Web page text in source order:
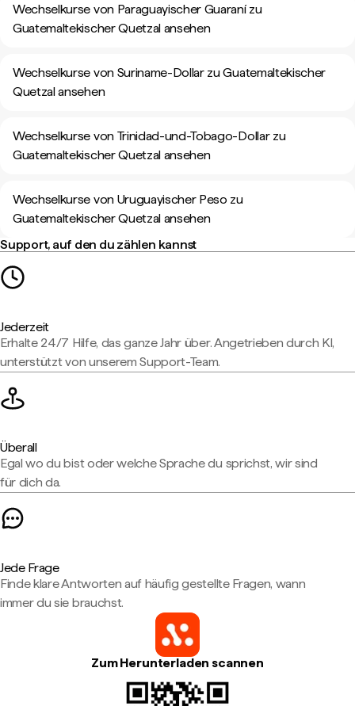
Wechselkurse von Paraguayischer Guaraní zu
Guatemaltekischer Quetzal ansehen
Wechselkurse von Suriname-Dollar zu Guatemaltekischer
Quetzal ansehen
Wechselkurse von Trinidad-und-Tobago-Dollar zu
Guatemaltekischer Quetzal ansehen
Wechselkurse von Uruguayischer Peso zu
Guatemaltekischer Quetzal ansehen
Support, auf den du zählen kannst
Jederzeit
Erhalte 24/7 Hilfe, das ganze Jahr über. Angetrieben durch KI,
unterstützt von unserem Support-Team.
Überall
Egal wo du bist oder welche Sprache du sprichst, wir sind
für dich da.
Jede Frage
Finde klare Antworten auf häufig gestellte Fragen, wann
immer du sie brauchst.
Zum Herunterladen scannen